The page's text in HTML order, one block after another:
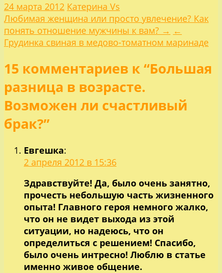
24 марта 2012 Катерина Vs
Навигация
по
записям
Любимая женщина или просто увлечение? Как
понять отношение мужчины к вам? → ←
Грудинка свиная в медово-томатном маринаде
15 комментариев к “Большая
разница в возрасте.
Возможен ли счастливый
брак?”
Евгешка:
2 апреля 2012 в 15:36
Здравствуйте! Да, было очень занятно,
прочесть небольшую часть жизненного
опыта! Главного героя немного жалко,
что он не видет выхода из этой
ситуации, но надеюсь, что он
определиться с решением! Спасибо,
было очень интресно! Люблю в статье
именно живое общение.